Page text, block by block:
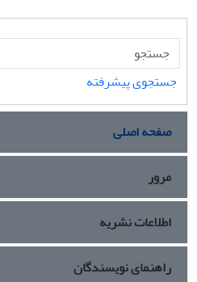
جستجوی پیشرفته
صفحه اصلی
مرور
اطلاعات نشریه
راهنمای نویسندگان